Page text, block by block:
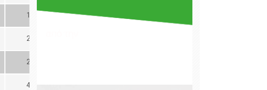
13 30
28
20
45